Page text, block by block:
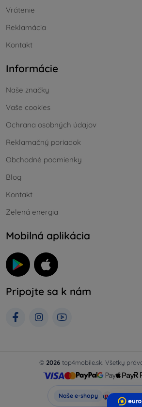
Vrátenie
Reklamácia
Kontakt
Informácie
Naše značky
Vaše cookies
Ochrana osobných údajov
Reklamačný poriadok
Obchodné podmienky
Blog
Kontakt
Zelená energia
Mobilná aplikácia
Pripojte sa k nám
© 2026 top4mobile.sk. Všetky
Naše e-shopy